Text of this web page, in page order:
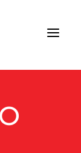
a